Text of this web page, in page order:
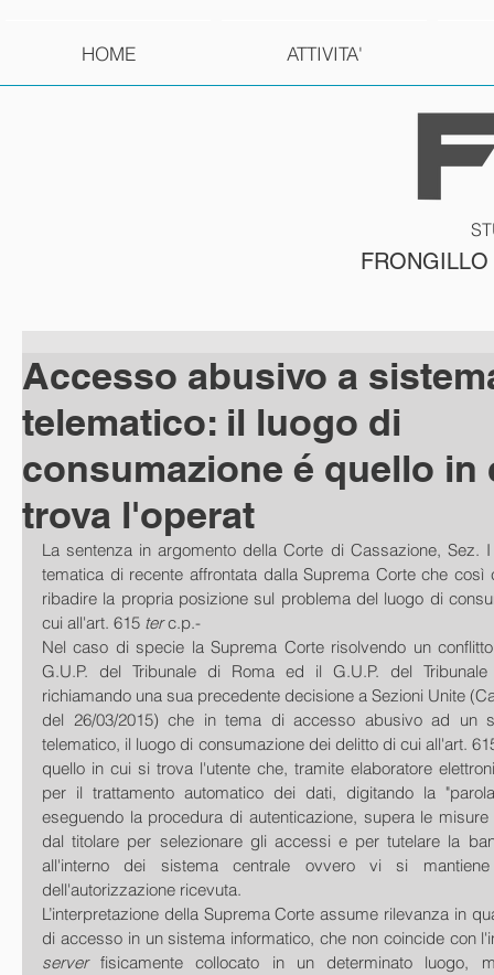
HOME ATTIVITA'
Accesso abusivo a
telematico: il luogo di
consumazione é quello in
trova l'operat
La sentenza in argomento della Corte di Cassazione, Sez.
tematica di recente affrontata dalla Suprema Corte che così
ribadire la propria posizione sul problema del luogo di
cui all'art. 615 ter c.p.-
Nel caso di specie la Suprema Corte risolvendo un
G.U.P. del Tribunale di Roma ed il G.U.P. del
richiamando una sua precedente decisione a Sezioni Unite
del 26/03/2015) che in tema di accesso abusivo ad un
telematico, il luogo di consumazione dei delitto di cui all'art.
quello in cui si trova l'utente che, tramite elaboratore
per il trattamento automatico dei dati, digitando la
eseguendo la procedura di autenticazione, supera le
dal titolare per selezionare gli accessi e per tutelare la
all'interno dei sistema centrale ovvero vi si
dell'autorizzazione ricevuta.
L’interpretazione della Suprema Corte assume rilevanza in
server fisicamente collocato in un determinato luogo,